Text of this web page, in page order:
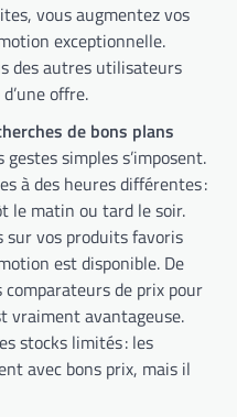
vous augmentez vos
exceptionnelle.
des autres utilisateurs
offre.
de bons plans
simples s’imposent.
à des heures différentes :
le matin ou tard le soir.
sur vos produits favoris
est disponible. De
comparateurs de prix pour
vraiment avantageuse.
stocks limités : les
avec bons prix, mais il